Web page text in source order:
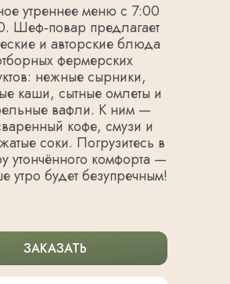
ЗАКАЗАТЬ
утреннее меню с 7:00
Шеф‑повар предлагает
и авторские блюда
фермерских
нежные сырники,
каши, сытные омлеты и
вафли. К ним —
кофе, смузи и
соки. Погрузитесь в
утончённого комфорта —
утро будет безупречным!